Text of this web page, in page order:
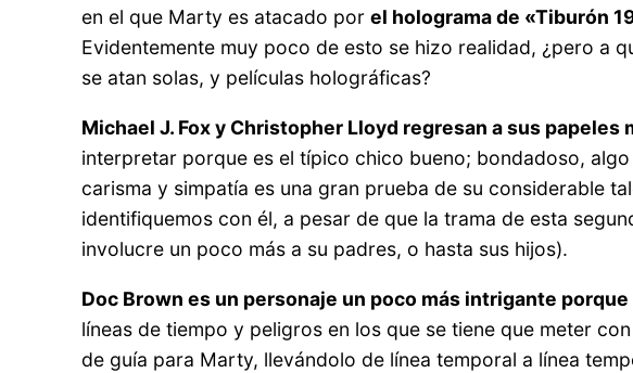
en el que Marty es atacado porel holograma de «Tiburón
Evidentemente muy poco de esto se hizo realidad, ¿pero a
se atan solas, y películas holográficas?
Michael J. Fox y Christopher Lloyd regresan a sus
interpretar porque es el típico chico bueno; bondadoso,
carisma y simpatía es una gran prueba de su considerable
identifiquemos con él, a pesar de que la trama de esta
involucre un poco más a su padres, o hasta sus hijos).
Doc Brown es un personaje un poco más intrigante
líneas de tiempo y peligros en los que se tiene que meter
de guía para Marty, llevándolo de línea temporal a línea